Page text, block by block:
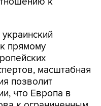
масштабная
позволит
что Европа в
к ограниченным